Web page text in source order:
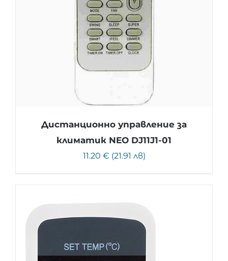
Дистанционно управление за
климатик NEO DJ11J1-01
11.20 € (21.91 лв)